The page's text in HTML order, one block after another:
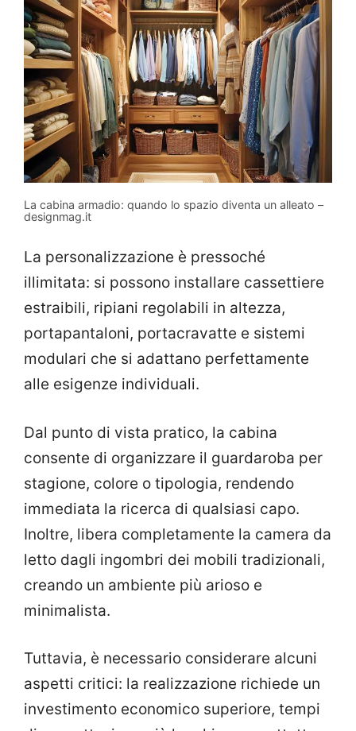
La cabina armadio: quando lo spazio diventa un alleato –
designmag.it
La personalizzazione è pressoché
illimitata: si possono installare cassettiere
estraibili, ripiani regolabili in altezza,
portapantaloni, portacravatte e sistemi
modulari che si adattano perfettamente
alle esigenze individuali.
Dal punto di vista pratico, la cabina
consente di organizzare il guardaroba per
stagione, colore o tipologia, rendendo
immediata la ricerca di qualsiasi capo.
Inoltre, libera completamente la camera da
letto dagli ingombri dei mobili tradizionali,
creando un ambiente più arioso e
minimalista.
Tuttavia, è necessario considerare alcuni
aspetti critici: la realizzazione richiede un
investimento economico superiore, tempi